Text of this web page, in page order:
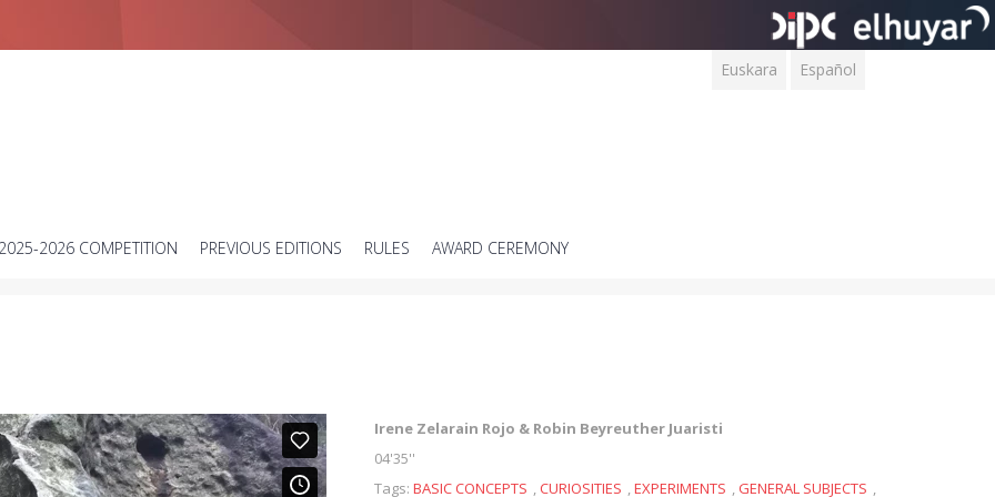
Euskara Español
2025-2026 COMPETITION PREVIOUS EDITIONS RULES AWARD CEREMONY
Irene Zelarain Rojo & Robin Beyreuther Juaristi
04'35''
Tags: BASIC CONCEPTS ,CURIOSITIES ,EXPERIMENTS , GENERAL SUBJECTS ,